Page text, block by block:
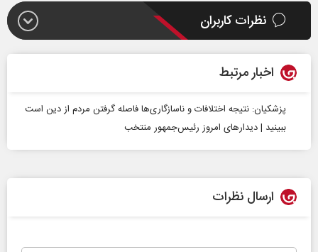
نظرات کاربران
اخبار مرتبط
پزشکیان: نتیجه اختلافات و ناسازگاری‌ها فاصله گرفتن مردم از دین است
ببینید | دیدارهای امروز رئیس‌جمهور منتخب
ارسال نظرات